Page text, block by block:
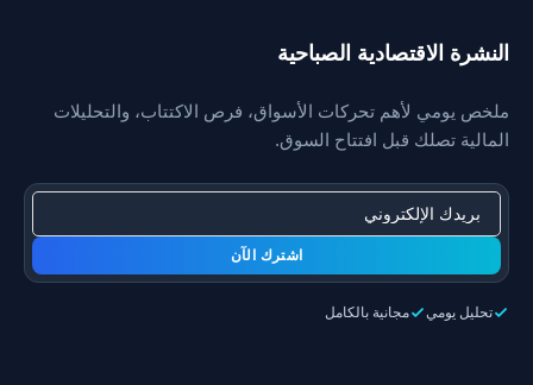
النشرة الاقتصادية الصباحية
ملخص يومي لأهم تحركات الأسواق، فرص الاكتتاب، والتحليلات
المالية تصلك قبل افتتاح السوق.
اشترك الآن
تحليل يومي مجانية بالكامل